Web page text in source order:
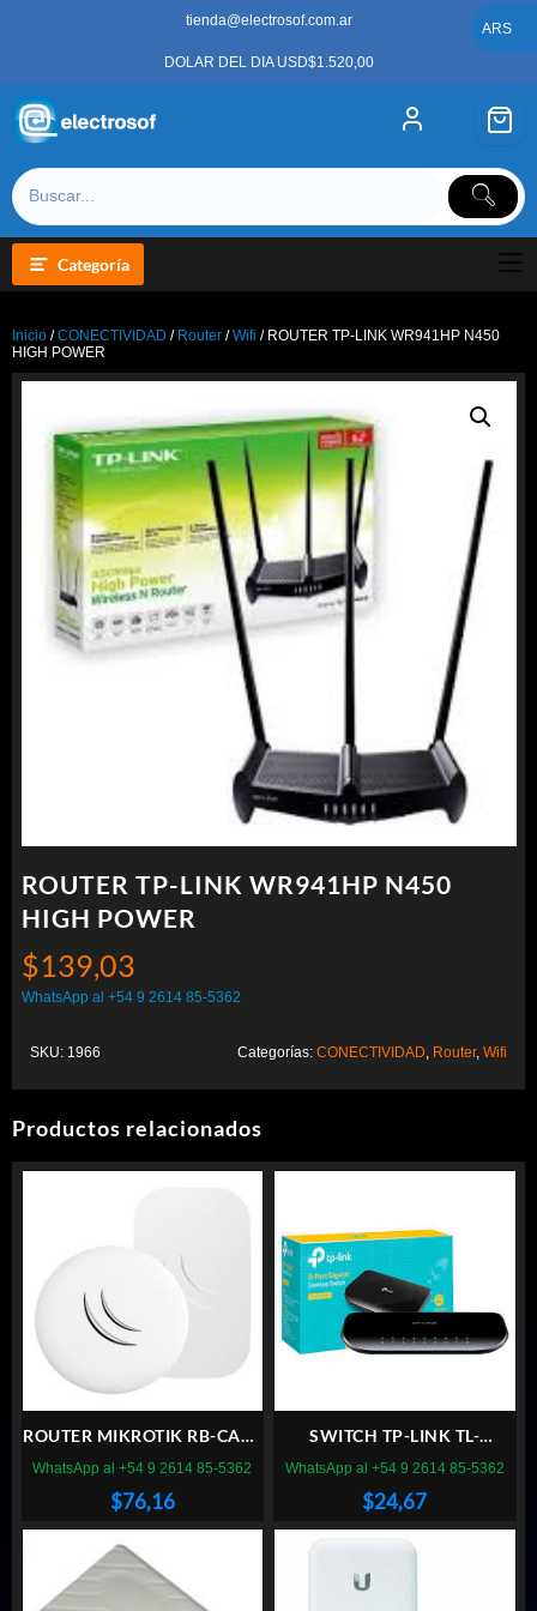
tienda@electrosof.com.ar
DOLAR DEL DIA USD$1.520,00
Categoría
Inicio /CONECTIVIDAD / Router /Wifi / ROUTER TP-LINK WR941HP N450
HIGH POWER
ROUTER TP-LINK WR941HP N450
HIGH POWER
$139,03
WhatsApp al +54 9 2614 85-5362
SKU: 1966 Categorías: CONECTIVIDAD, Router, Wifi
Productos relacionados
ROUTER MIKROTIK RB-CAPL
2nD
$76,16
WhatsApp al +54 9 2614 85-5362
SWITCH TP-LINK TL-
SG1008D 8 PUERTOS
$24,67
WhatsApp al +54 9 2614 85-5362
ARS